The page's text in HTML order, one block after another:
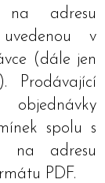
adresu
v
(dále jen
Prodávající
spolu s
na adresu
PDF.